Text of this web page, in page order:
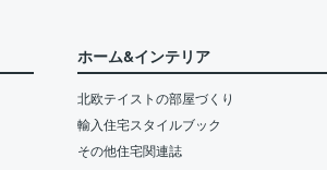
ホーム&インテリア
北欧テイストの部屋づくり
輸入住宅スタイルブック
その他住宅関連誌